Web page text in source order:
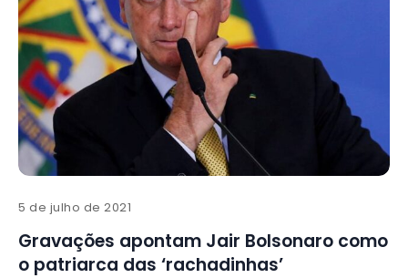
5 de julho de 2021
Gravações apontam Jair Bolsonaro como
o patriarca das ‘rachadinhas’